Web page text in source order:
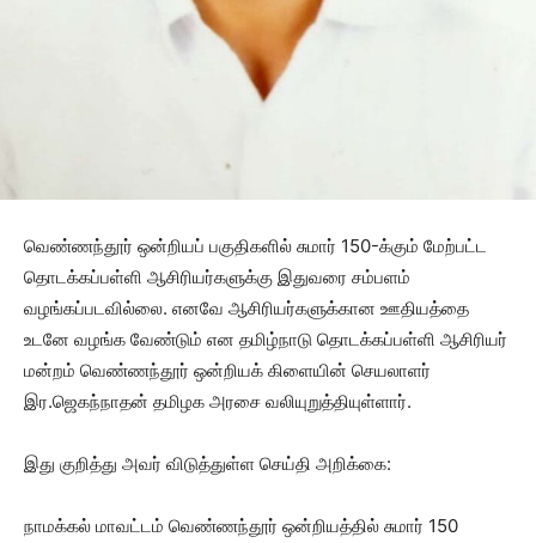
வெண்ணந்தூர் ஒன்றியப் பகுதிகளில் சுமார் 150-க்கும் மேற்பட்ட
தொடக்கப்பள்ளி ஆசிரியர்களுக்கு இதுவரை சம்பளம்
வழங்கப்படவில்லை. எனவே ஆசிரியர்களுக்கான ஊதியத்தை
உடனே வழங்க வேண்டும் என தமிழ்நாடு தொடக்கப்பள்ளி ஆசிரியர்
மன்றம் வெண்ணந்தூர் ஒன்றியக் கிளையின் செயலாளர்
இர.ஜெகந்நாதன் தமிழக அரசை வலியுறுத்தியுள்ளார்.
இது குறித்து அவர் விடுத்துள்ள செய்தி அறிக்கை:
நாமக்கல் மாவட்டம் வெண்ணந்தூர் ஒன்றியத்தில் சுமார் 150